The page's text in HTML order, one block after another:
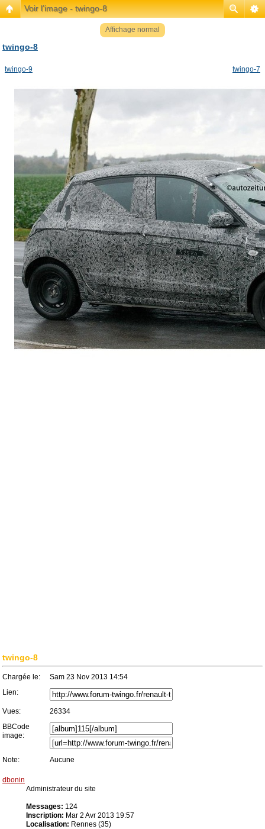
Voir l’image - twingo-8
Affichage normal
twingo-8
twingo-9 twingo-7
twingo-8
Chargée le:
Sam 23 Nov 2013 14:54
Lien:
Vues:
26334
BBCode
image:
Note: Aucune
dbonin
Administrateur du site
Messages: 124
Inscription: Mar 2 Avr 2013 19:57
Localisation: Rennes (35)